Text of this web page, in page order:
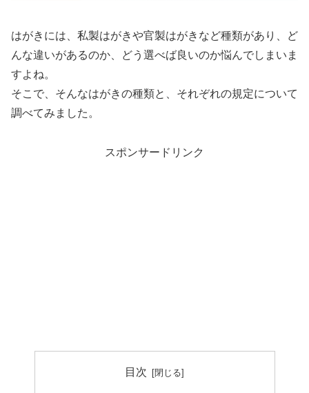
はがきには、私製はがきや官製はがきなど種類があり、ど
んな違いがあるのか、どう選べば良いのか悩んでしまいま
すよね。
そこで、そんなはがきの種類と、それぞれの規定について
調べてみました。
スポンサードリンク
目次